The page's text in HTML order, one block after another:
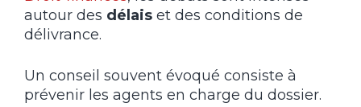
autour des délais et des conditions de
délivrance.
Un conseil souvent évoqué consiste à
prévenir les agents en charge du dossier.